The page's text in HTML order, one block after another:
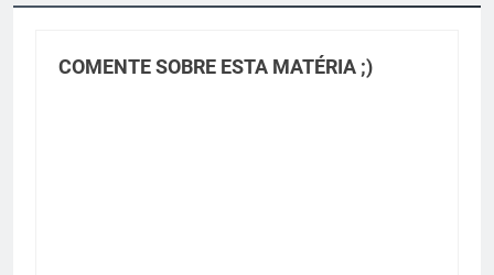
COMENTE SOBRE ESTA MATÉRIA ;)